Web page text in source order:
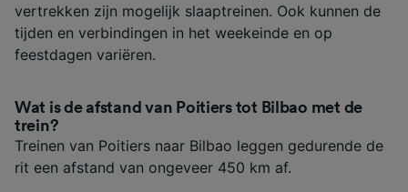
vertrekken zijn mogelijk slaaptreinen. Ook kunnen de
tijden en verbindingen in het weekeinde en op
feestdagen variëren.
Wat is de afstand van Poitiers tot Bilbao met de
trein?
Treinen van Poitiers naar Bilbao leggen gedurende de
rit een afstand van ongeveer 450 km af.